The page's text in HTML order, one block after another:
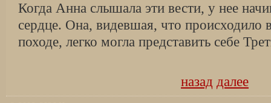
Когда Анна слышала эти вести, у нее
сердце. Она, видевшая, что происходило
походе, легко могла представить себе
назад далее